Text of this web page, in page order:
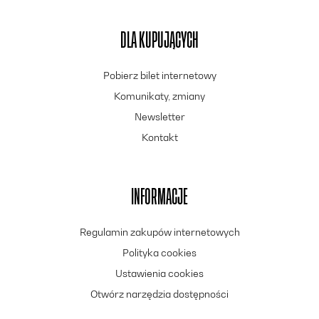
DLA KUPUJĄCYCH
Pobierz bilet internetowy
Komunikaty, zmiany
Newsletter
Kontakt
INFORMACJE
Regulamin zakupów internetowych
Polityka cookies
Ustawienia cookies
Otwórz narzędzia dostępności